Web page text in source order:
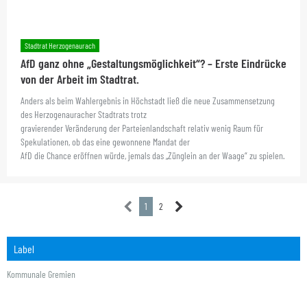
Stadtrat Herzogenaurach
AfD ganz ohne „Gestaltungsmöglichkeit“? – Erste Eindrücke
von der Arbeit im Stadtrat.
Anders als beim Wahlergebnis in Höchstadt ließ die neue Zusammensetzung
des Herzogenauracher Stadtrats trotz
gravierender Veränderung der Parteienlandschaft relativ wenig Raum für
Spekulationen, ob das eine gewonnene Mandat der
AfD die Chance eröffnen würde, jemals das „Zünglein an der Waage“ zu spielen.
1 2
Label
Kommunale Gremien